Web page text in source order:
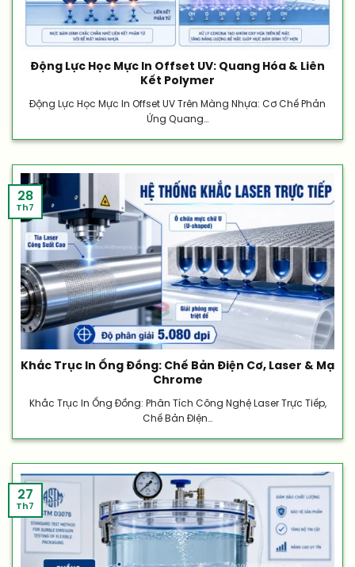
Động Lực Học Mực In Offset UV: Quang Hóa & Liên
Kết Polymer
Động Lực Học Mực In Offset UV Trên Màng Nhựa: Cơ Chế Phản
Ứng Quang...
Khắc Trục In Ống Đồng: Chế Bản Điện Cơ, Laser & Mạ
Chrome
Khắc Trục In Ống Đồng: Phân Tích Công Nghệ Laser Trực Tiếp,
Chế Bản Điện...
28
Th7
27
Th7